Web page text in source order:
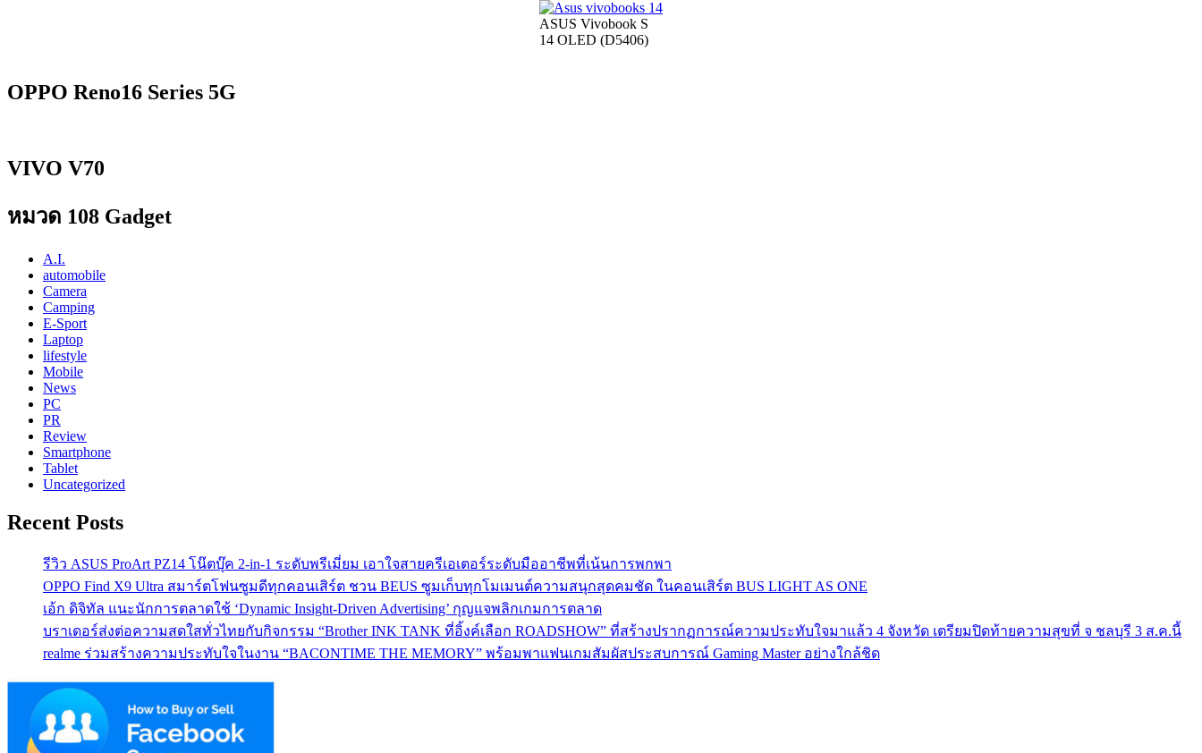
ASUS Vivobook S
14 OLED (D5406)
OPPO Reno16 Series 5G
VIVO V70
หมวด 108 Gadget
A.I.
automobile
Camera
Camping
E-Sport
Laptop
lifestyle
Mobile
News
PC
PR
Review
Smartphone
Tablet
Uncategorized
Recent Posts
รีวิว ASUS ProArt PZ14 โน๊ตบุ๊ค 2-in-1 ระดับพรีเมี่ยม เอาใจสายครีเอเตอร์ระดับมืออาชีพที่เน้นการพกพา
OPPO Find X9 Ultra สมาร์ตโฟนซูมดีทุกคอนเสิร์ต ชวน BEUS ซูมเก็บทุกโมเมนต์ความสนุกสุดคมชัด ในคอนเสิร์ต BUS LIGHT AS ONE
เอ้ก ดิจิทัล แนะนักการตลาดใช้ ‘Dynamic Insight-Driven Advertising’ กุญแจพลิกเกมการตลาด
บราเดอร์ส่งต่อความสดใสทั่วไทยกับกิจกรรม “Brother INK TANK ที่อิ้งค์เลือก ROADSHOW” ที่สร้างปรากฏการณ์ความประทับใจมาแล้ว 4 จังหวัด เตรียมปิดท้ายความสุขที่ จ ชลบุรี 3 ส.ค.นี้
realme ร่วมสร้างความประทับใจในงาน “BACONTIME THE MEMORY” พร้อมพาแฟนเกมสัมผัสประสบการณ์ Gaming Master อย่างใกล้ชิด